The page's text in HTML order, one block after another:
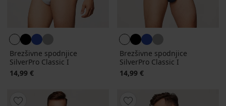
Brezšivne spodnjice
SilverPro Classic I
14,99 €
Brezšivne spodnjice
SilverPro Classic I
14,99 €